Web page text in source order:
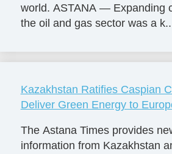
world. ASTANA — Expanding
the oil and gas sector was a
Kazakhstan Ratifies Caspian
Deliver Green Energy to
The Astana Times provides
information from Kazakhstan